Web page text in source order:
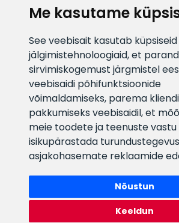
Me kasutame
See veebisait kasutab
jälgimistehnoloogiaid, et
sirvimiskogemust järgmistel
veebisaidi põhifunktsioonide
võimaldamiseks, parema
pakkumiseks veebisaidil,et
meie toodete ja teenuste vastu
isikupärastada
asjakohasemate reklaamide
Nõustun
Keeldun
KLIENDITUGI
E-posti aadress
info@veefiltrid.ee
+372
Vaata tööaegu
Reti tee 11, Peetri, 75312 Harju
maakond, Estonia